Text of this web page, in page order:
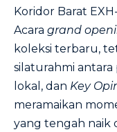
Koridor Barat
Acara grand
koleksi terbaru,
silaturahmi
lokal, dan Key
meramaikan
yang tengah naik